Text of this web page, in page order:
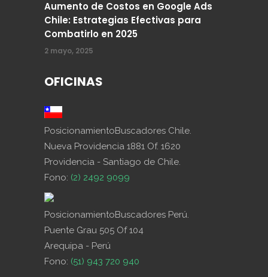
Aumento de Costos en Google Ads
Chile: Estrategias Efectivas para
Combatirlo en 2025
2 mayo, 2025
OFICINAS
PosicionamientoBuscadores Chile.
Nueva Providencia 1881 Of. 1620
Providencia - Santiago de Chile.
Fono: (2) 2492 9099
PosicionamientoBuscadores Perú.
Puente Grau 505 Of 104
Arequipa - Perú
Fono: (51) 943 720 940